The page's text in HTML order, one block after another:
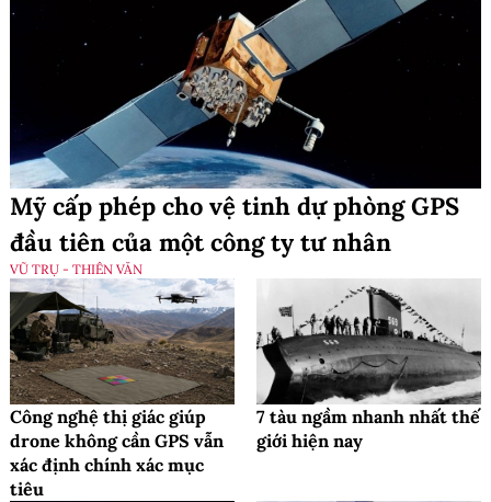
Mỹ cấp phép cho vệ tinh dự phòng GPS
đầu tiên của một công ty tư nhân
VŨ TRỤ - THIÊN VĂN
Công nghệ thị giác giúp
drone không cần GPS vẫn
xác định chính xác mục
tiêu
7 tàu ngầm nhanh nhất thế
giới hiện nay